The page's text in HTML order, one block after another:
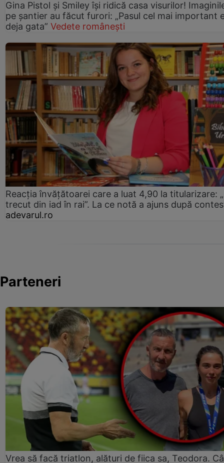
Gina Pistol și Smiley își ridică casa visurilor!
pe șantier au făcut furori: „Pasul cel mai important
deja gata” Vedete românești
Reacția învățătoarei care a luat 4,90 la titularizare:
trecut din iad în rai”. La ce notă a ajuns după
adevarul.ro
Parteneri
Vrea să facă triatlon, alături de fiica sa, Teodora.